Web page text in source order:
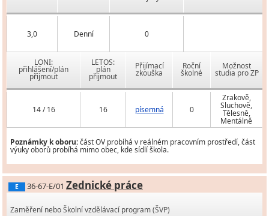
3,0 Denní 0
LONI:
přihlášení/plán
přijmout
LETOS:
plán
přijmout
Přijímací
zkouška
Roční
školné
Možnost
studia pro ZP
14 / 16 16 písemná 0
Zrakově,
Sluchově,
Tělesně,
Mentálně
Poznámky k oboru:část OV probíhá v reálném pracovním prostředí, část
výuky oborů probíhá mimo obec, kde sídlí škola.
E 36-67-E/01 Zednické práce
Zaměření nebo Školní vzdělávací program (ŠVP)